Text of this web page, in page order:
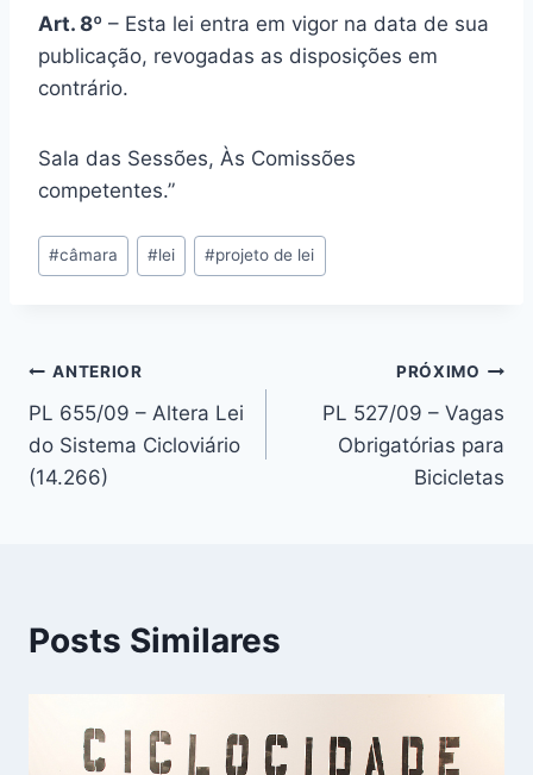
Art. 8º – Esta lei entra em vigor na data de sua
publicação, revogadas as disposições em
contrário.
Sala das Sessões, Às Comissões
competentes.”
Tags
do
#câmara #lei #projeto de lei
Navegação
de
Post
ANTERIOR
PL 655/09 – Altera Lei
do Sistema Cicloviário
(14.266)
PRÓXIMO
PL 527/09 – Vagas
Obrigatórias para
Bicicletas
Posts Similares